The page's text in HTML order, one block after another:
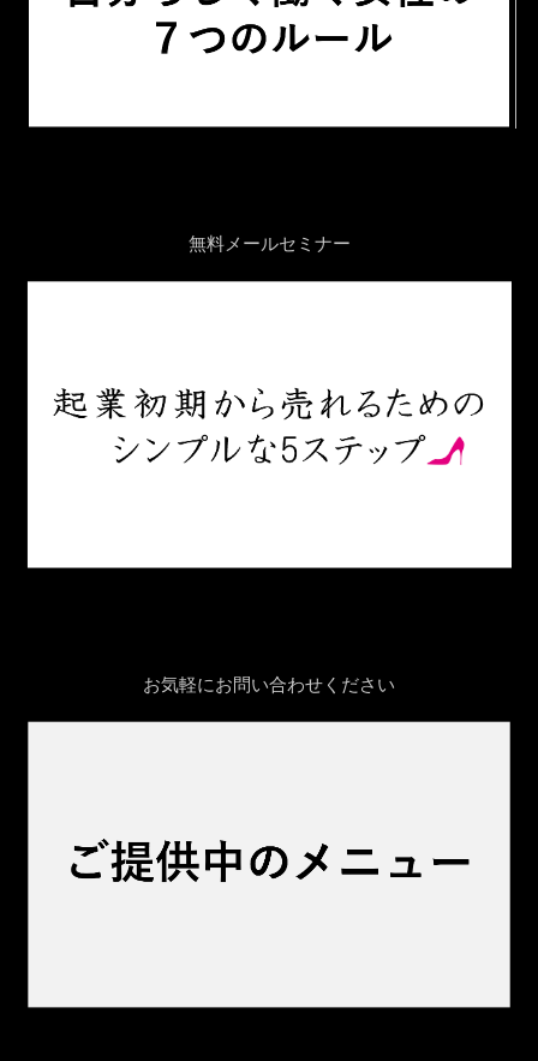
無料メールセミナー
お気軽にお問い合わせください